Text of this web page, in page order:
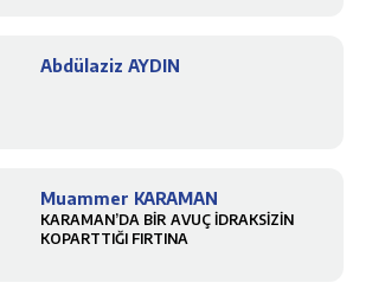
Abdülaziz AYDIN
Muammer KARAMAN
KARAMAN’DA BİR AVUÇ İDRAKSİZİN
KOPARTTIĞI FIRTINA